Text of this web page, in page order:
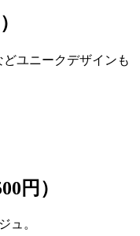
ユニークデザインも
円）
ュ。